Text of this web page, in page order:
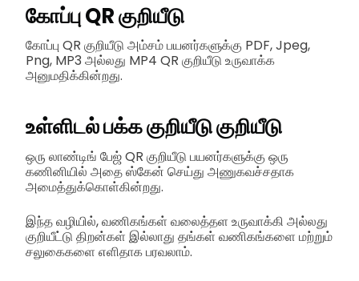
கோப்பு QR குறியீடு
கோப்பு QR குறியீடு அம்சம் பயனர்களுக்கு PDF, Jpeg,
Png, MP3 அல்லது MP4 QR குறியீடு உருவாக்க
அனுமதிக்கின்றது.
உள்ளிடல் பக்க குறியீடு குறியீடு
ஒரு லாண்டிங் பேஜ் QR குறியீடு பயனர்களுக்கு ஒரு
கணினியில் அதை ஸ்கேன் செய்து அணுகவச்சதாக
அமைத்துக்கொள்கின்றது.
இந்த வழியில், வணிகங்கள் வலைத்தள உருவாக்கி அல்லது
குறியீட்டு திறன்கள் இல்லாது தங்கள் வணிகங்களை மற்றும்
சலுகைகளை எளிதாக பரவலாம்.